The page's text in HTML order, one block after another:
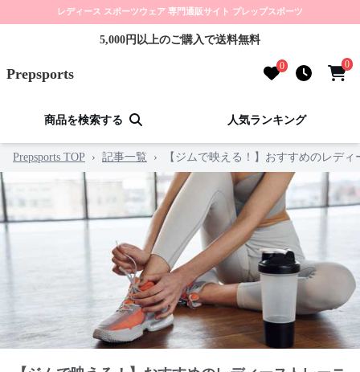
レディース スポーツウェア 専門通販サイト プレップスポーツ
5,000円以上のご購入で送料無料
Prepsports 0 0
商品を検索する 人気ランキング
Prepsports TOP › 記事一覧 › 【ジムで映える！】おすすめのレデ